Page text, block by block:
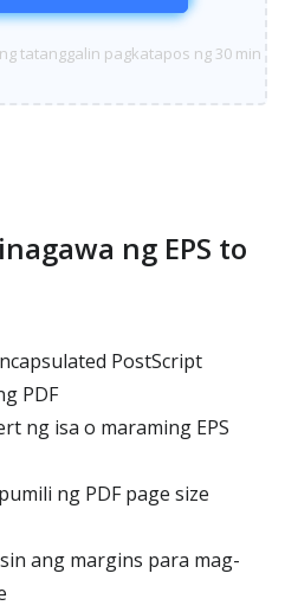
tatanggalin pagkatapos ng 30 min
ng EPS to
PostScript
PDF
ng isa o maraming EPS
ng PDF page size
ang margins para mag-